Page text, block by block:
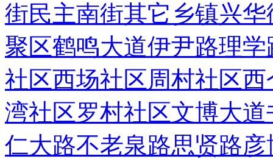
街民主南街其它乡镇兴华
聚区鹤鸣大道伊尹路理学
社区西场社区周村社区西
湾社区罗村社区文博大道
仁大路不老泉路思贤路